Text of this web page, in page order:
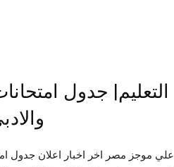
علي موجز مصر اخر اخبار اعلان جدول